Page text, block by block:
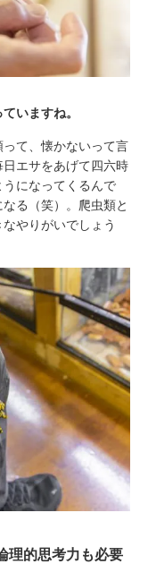
いますね。
って、懐かないって言
エサをあげて四六時
になってくるんで
る（笑）。爬虫類と
やりがいでしょう
理的思考力も必要